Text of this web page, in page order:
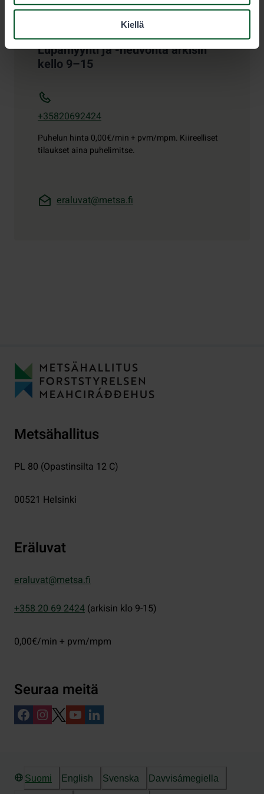
Kiellä
Lupamyynti ja -neuvonta arkisin
kello 9–15
+35820692424
Puhelun hinta 0,00€/min + pvm/mpm. Kiireelliset
tilaukset aina puhelimitse.
eraluvat@metsa.fi
Metsähallitus
PL 80 (Opastinsilta 12 C)
00521 Helsinki
Eräluvat
eraluvat@metsa.fi
+358 20 69 2424 (arkisin klo 9-15)
0,00€/min + pvm/mpm
Seuraa meitä
Suomi English Svenska Davvisámegiella